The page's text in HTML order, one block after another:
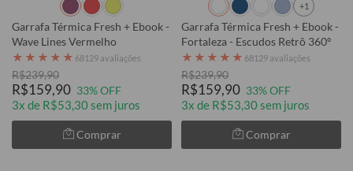
Garrafa Térmica Fresh + Ebook -
Wave Lines Vermelho
★ ★ ★ ★ ★ 68129 avaliações
R$239,90
R$159,90 33% OFF
3x de R$53,30 sem juros
Comprar
+1
Garrafa Térmica Fresh + Ebook -
Fortaleza - Escudos Retrô 360º
★ ★ ★ ★ ★ 68129 avaliações
R$239,90
R$159,90 33% OFF
3x de R$53,30 sem juros
Comprar